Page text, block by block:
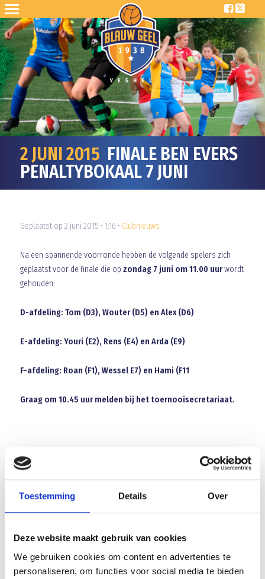
Toestemming Details Over
Deze website maakt gebruik van cookies
We gebruiken cookies om content en advertenties te
personaliseren, om functies voor social media te bieden
2 JUNI 2015 FINALE BEN EVERS
PENALTYBOKAAL 7 JUNI
Geplaatst op 2 juni 2015 • 1:16 • Clubnieuws
Na een spannende voorronde hebben de volgende spelers zich
geplaatst voor de finale die op zondag 7 juni om 11.00 uurwordt
gehouden:
D-afdeling: Tom (D3), Wouter (D5) en Alex (D6)
E-afdeling: Youri (E2), Rens (E4) en Arda (E9)
F-afdeling: Roan (F1), Wessel E7) en Hami (F11
Graag om 10.45 uur melden bij het toernooisecretariaat.
Array
Twitter
Drie nieuwe oude gezichten in selectie Blauw Geel’38/JUMBO!
Ook C- en D- teams speelde afgelopen weekend toernooien bij
Blauw Geel’38